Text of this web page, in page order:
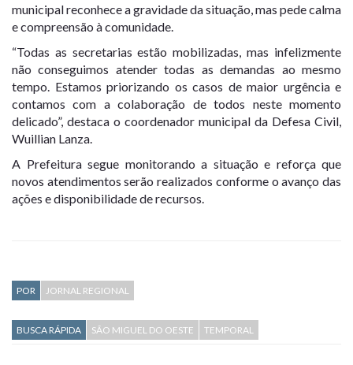
municipal reconhece a gravidade da situação, mas pede calma
e compreensão à comunidade.
“Todas as secretarias estão mobilizadas, mas infelizmente
não conseguimos atender todas as demandas ao mesmo
tempo. Estamos priorizando os casos de maior urgência e
contamos com a colaboração de todos neste momento
delicado”, destaca o coordenador municipal da Defesa Civil,
Wuillian Lanza.
A Prefeitura segue monitorando a situação e reforça que
novos atendimentos serão realizados conforme o avanço das
ações e disponibilidade de recursos.
POR JORNAL REGIONAL
BUSCA RÁPIDA SÃO MIGUEL DO OESTE TEMPORAL